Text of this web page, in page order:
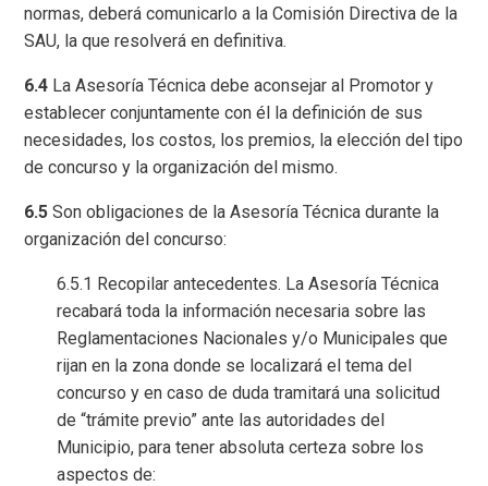
normas, deberá comunicarlo a la Comisión Directiva de la
SAU, la que resolverá en definitiva.
6.4 La Asesoría Técnica debe aconsejar al Promotor y
establecer conjuntamente con él la definición de sus
necesidades, los costos, los premios, la elección del tipo
de concurso y la organización del mismo.
6.5 Son obligaciones de la Asesoría Técnica durante la
organización del concurso:
6.5.1 Recopilar antecedentes. La Asesoría Técnica
recabará toda la información necesaria sobre las
Reglamentaciones Nacionales y/o Municipales que
rijan en la zona donde se localizará el tema del
concurso y en caso de duda tramitará una solicitud
de “trámite previo” ante las autoridades del
Municipio, para tener absoluta certeza sobre los
aspectos de: